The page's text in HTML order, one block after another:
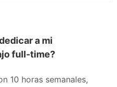
a mi
full-time?
10 horas semanales,